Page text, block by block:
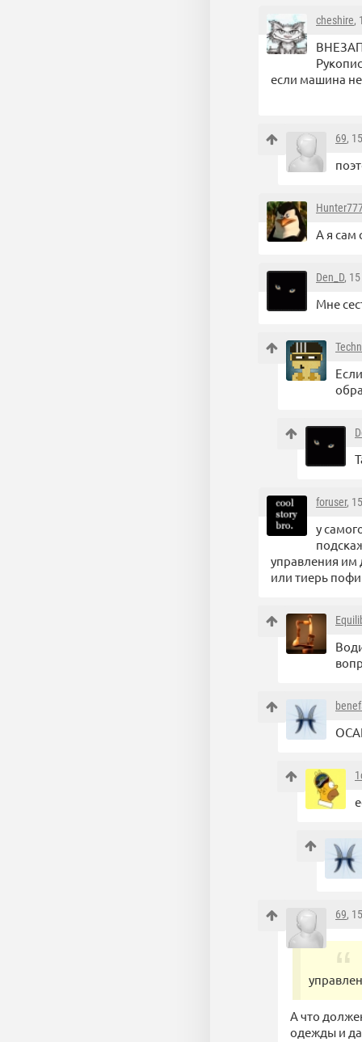
cheshire,
если машина не
69,
А я сам
Den_D,
Мне
foruser,
у
управления им
или тиерь
69,
А что
одежды и